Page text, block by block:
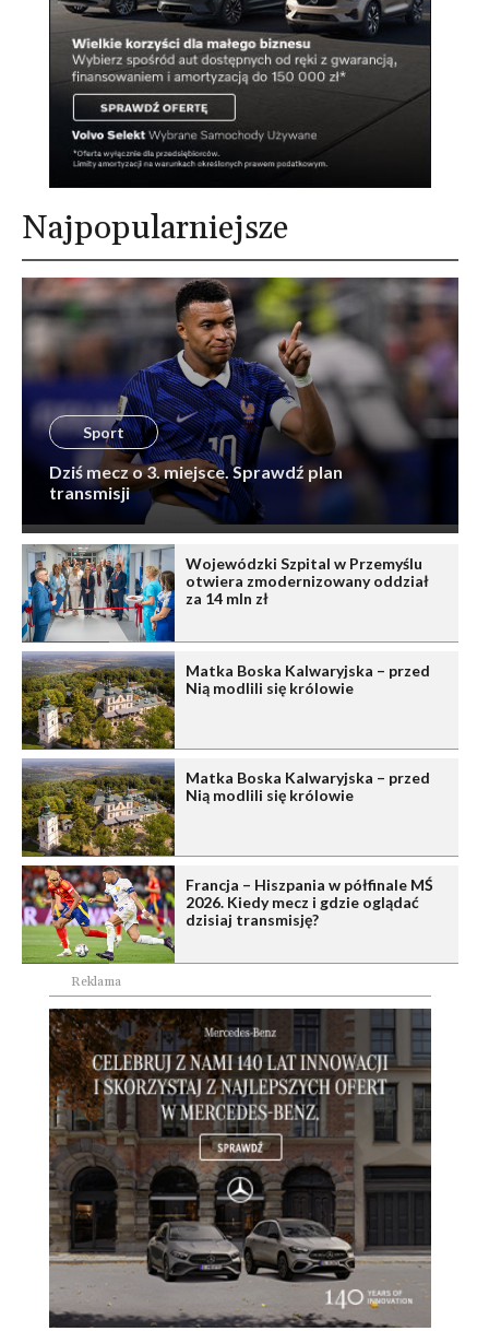
Najpopularniejsze
Sport
Dziś mecz o 3. miejsce. Sprawdź plan
transmisji
Wojewódzki Szpital w Przemyślu
otwiera zmodernizowany oddział
za 14 mln zł
Matka Boska Kalwaryjska – przed
Nią modlili się królowie
Matka Boska Kalwaryjska – przed
Nią modlili się królowie
Francja – Hiszpania w półfinale MŚ
2026. Kiedy mecz i gdzie oglądać
dzisiaj transmisję?
Reklama